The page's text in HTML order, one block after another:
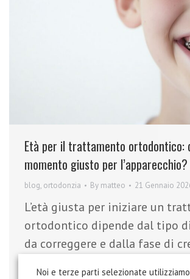
Età per il trattamento ortodontico:
momento giusto per l’apparecchio?
blog, ortodonzia By matteo 21 Gennaio
L’età giusta per iniziare un
ortodontico dipende dal tipo
da correggere e dalla fase di
Noi e terze parti selezionate